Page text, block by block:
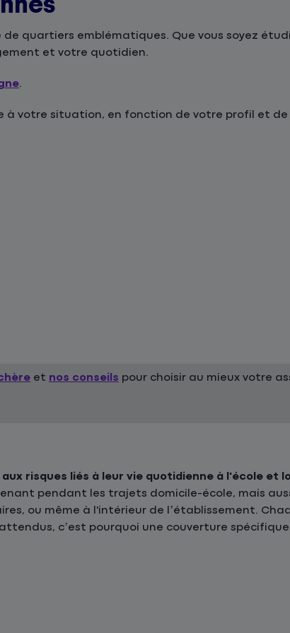
de quartiers emblématiques. Que vous soyez
et votre quotidien.
.
votre situation, en fonction de votre profil et de
et nos conseils pour choisir au mieux votre
risques liés à leur vie quotidienne à l'école et
pendant les trajets domicile-école, mais
ou même à l'intérieur de l’établissement.
c’est pourquoi une couverture